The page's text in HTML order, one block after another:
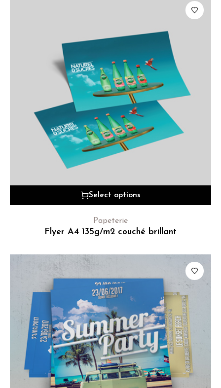
Select options
Papeterie
Flyer A4 135g/m2 couché brillant